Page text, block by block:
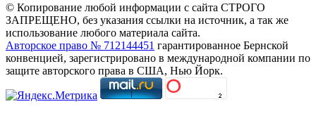
© Копирование любой информации с сайта СТРОГО
ЗАПРЕЩЕНО, без указания ссылки на источник, а так же
использование любого материала сайта.
Авторское право № 712144451 гарантированное Бернской
конвенцией, зарегистрировано в международной компании по
защите авторского права в США, Нью Йорк.